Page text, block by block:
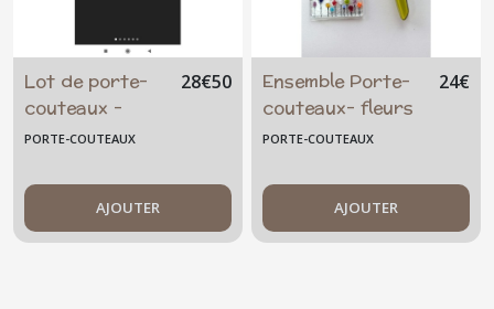
Lot de porte-
couteaux -
base
blanc et noir
28€50
PORTE-COUTEAUX
AJOUTER
Ensemble Porte-
couteaux- fleurs
magiques
24€
PORTE-COUTEAUX
AJOUTER